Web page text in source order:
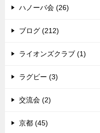
ハノーバ会 (26)
ブログ (212)
ライオンズクラブ (1)
ラグビー (3)
交流会 (2)
京都 (45)